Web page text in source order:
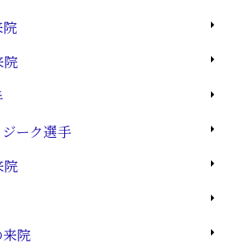
院
ーク選手
院
院